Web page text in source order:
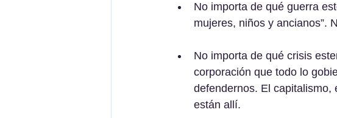
No importa de qué guerra
mujeres, niños y ancianos”.
No importa de qué crisis
corporación que todo lo
defendernos. El capitalismo,
están allí.